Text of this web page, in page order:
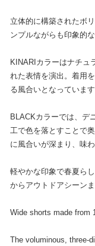
立体的に構築されたボ
ンプルながらも印象的
KINARIカラーはナチュ
れた表情を演出。着用
る風合いとなっています
BLACKカラーでは、デ
工で色を落とすことで
に風合いが深まり、味
軽やかな印象で春夏ら
からアウトドアシーン
Wide shorts made from
The voluminous, three-